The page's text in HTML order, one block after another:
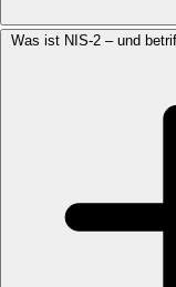
Was ist NIS-2 – und